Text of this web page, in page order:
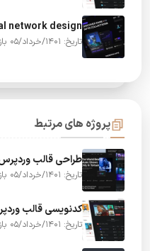
network design
تاریخ: 1401/خرداد/05
پروژه های مرتبط
طراحی قالب
تاریخ: 1401/خرداد/05
کدنویسی قالب
تاریخ: 1401/خرداد/05